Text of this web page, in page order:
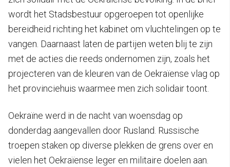
wordt het Stadsbestuur opgeroepen tot openlijke
bereidheid richting het kabinet om vluchtelingen op te
vangen. Daarnaast laten de partijen weten blij te zijn
met de acties die reeds ondernomen zijn, zoals het
projecteren van de kleuren van de Oekraïense vlag op
het provinciehuis waarmee men zich solidair toont.
Oekraïne werd in de nacht van woensdag op
donderdag aangevallen door Rusland. Russische
troepen staken op diverse plekken de grens over en
vielen het Oekraïense leger en militaire doelen aan.